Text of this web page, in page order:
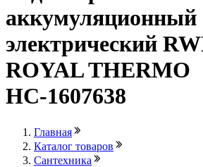
аккумуляционный
электрический
ROYAL THERMO
НС-1607638
Главная
Каталог товаров
Сантехника